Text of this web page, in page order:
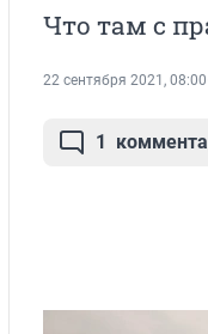
Что там с
22 сентября 2021, 08:00
1